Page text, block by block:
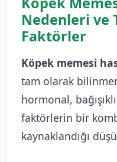
Nedenleri ve
Faktörler
Köpek memesi
tam olarak
hormonal,
faktörlerin bir
kaynaklandığı